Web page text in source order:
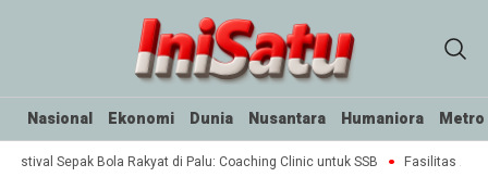
Nasional Ekonomi Dunia Nusantara Humaniora Metro
Sepak Bola Rakyat di Palu: Coaching Clinic untuk SSB Fasilitas Air